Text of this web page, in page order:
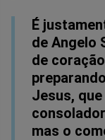
É
de Angelo
de
Jesus,
mas o